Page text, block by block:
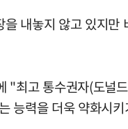
내놓지 않고 있지
"최고 통수권자(도
능력을 더욱 약화시